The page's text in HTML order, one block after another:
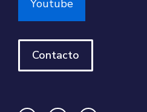
Youtube
Contacto